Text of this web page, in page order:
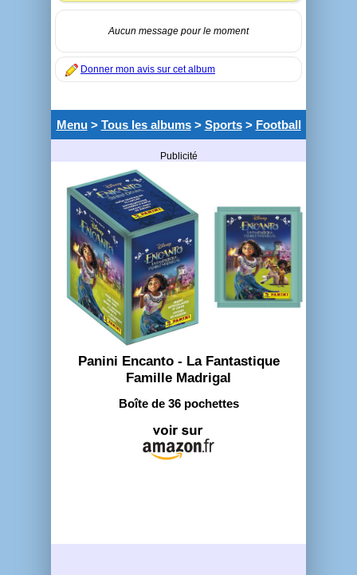
Aucun message pour le moment
Donner mon avis sur cet album
Menu> Tous les albums> Sports> Football
Publicité
Panini Encanto - La Fantastique
Famille Madrigal
Boîte de 36 pochettes